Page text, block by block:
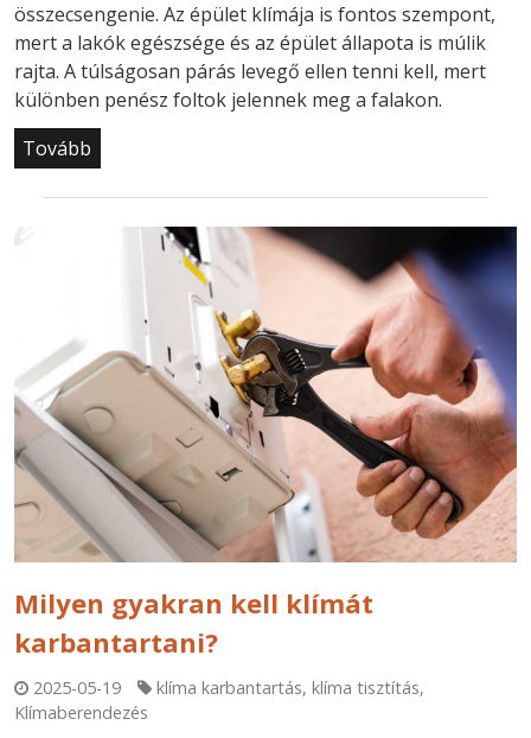
összecsengenie. Az épület klímája is fontos szempont,
mert a lakók egészsége és az épület állapota is múlik
rajta. A túlságosan párás levegő ellen tenni kell, mert
különben penész foltok jelennek meg a falakon.
Tovább
Milyen gyakran kell klímát
karbantartani?
2025-05-19 klíma karbantartás,klíma tisztítás,
Klímaberendezés